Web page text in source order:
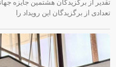
تعدادی از برگزیدگان این رویداد را